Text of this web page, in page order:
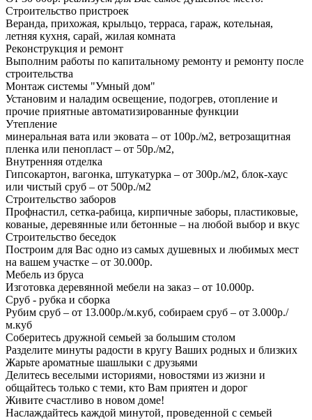
Строительство пристроек
Веранда, прихожая, крыльцо, терраса, гараж, котельная,
летняя кухня, сарай, жилая комната
Реконструкция и ремонт
Выполним работы по капитальному ремонту и ремонту после
строительства
Монтаж системы "Умный дом"
Установим и наладим освещение, подогрев, отопление и
прочие приятные автоматизированные функции
Утепление
минеральная вата или эковата – от 100р./м2, ветрозащитная
пленка или пенопласт – от 50р./м2,
Внутренняя отделка
Гипсокартон, вагонка, штукатурка – от 300р./м2, блок-хаус
или чистый сруб – от 500р./м2
Строительство заборов
Профнастил, сетка-рабица, кирпичные заборы, пластиковые,
кованые, деревянные или бетонные – на любой выбор и вкус
Строительство беседок
Построим для Вас одно из самых душевных и любимых мест
на вашем участке – от 30.000р.
Мебель из бруса
Изготовка деревянной мебели на заказ – от 10.000р.
Сруб - рубка и сборка
Рубим сруб – от 13.000р./м.куб, собираем сруб – от 3.000р./
м.куб
Соберитесь дружной семьей за большим столом
Разделите минуты радости в кругу Ваших родных и близких
Жарьте ароматные шашлыки с друзьями
Делитесь веселыми историями, новостями из жизни и
общайтесь только с теми, кто Вам приятен и дорог
Живите счастливо в новом доме!
Наслаждайтесь каждой минутой, проведенной с семьей